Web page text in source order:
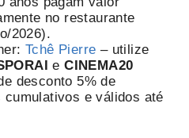
no restaurante
2026).
Tchê Pierre – utilize
eCINEMA20
desconto 5% de
cumulativos e válidos até